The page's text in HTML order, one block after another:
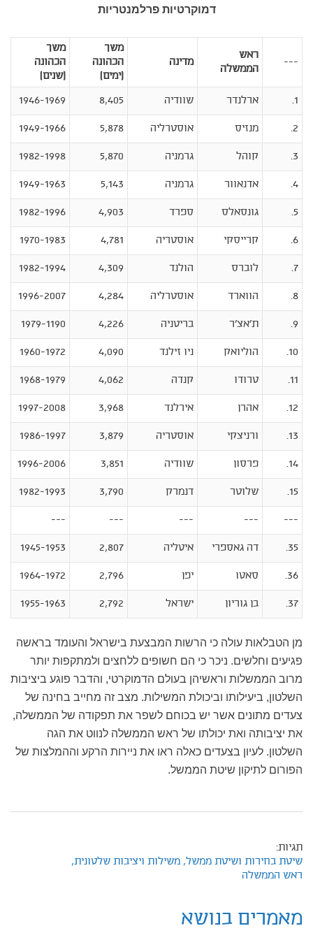
דמוקרטיות פרלמנטריות
---
ראש
הממשלה
מדינה
משך
הכהונה
(ימים)
משך
הכהונה
(שנים)
1.
ארלנדר שוודיה 8,405
1946-1969
2.
מנזיס אוסטרליה 5,878
1949-1966
3.
קוהל גרמניה 5,870
1982-1998
4.
אדנאוור גרמניה 5,143
1949-1963
5.
גונסאלס ספרד 4,903
1982-1996
6.
קרייסקי אוסטריה 4,781
1970-1983
7.
לוברס הולנד 4,309
1982-1994
8.
הווארד אוסטרליה 4,284
1996-2007
9.
ת'אצ'ר בריטניה 4,226
1979-1190
10.
הוליואק ניו זילנד 4,090
1960-1972
11.
טרודו קנדה 4,062
1968-1979
12.
אהרן אירלנד 3,968
1997-2008
13.
ורניצקי אוסטריה 3,879
1986-1997
14.
פרסון שוודיה 3,851
1996-2006
15.
שלוטר דנמרק 3,790
1982-1993
---
---
---
---
---
35.
דה גאספרי איטליה 2,807
1945-1953
36.
סאטו יפן 2,796
1964-1972
37.
בן גוריון ישראל 2,792
1955-1963
מן הטבלאות עולה כי הרשות המבצעת בישראל והעומד בראשה
פגיעים וחלשים. ניכר כי הם חשופים ללחצים ולמתקפות יותר
מרוב הממשלות וראשיהן בעולם הדמוקרטי, והדבר פוגע ביציבות
השלטון, ביעילותו וביכולת המשילות. מצב זה מחייב בחינה של
צעדים מתונים אשר יש בכוחם לשפר את תפקודה של הממשלה,
את יציבותה ואת יכולתו של ראש הממשלה לנווט את הגה
השלטון. לעיון בצעדים כאלה ראו את ניירות הרקע וההמלצות של
הפורום לתיקון שיטת הממשל.
תגיות:
שיטת בחירות ושיטת ממשל, משילות ויציבות שלטונית,
ראש הממשלה
מאמרים בנושא